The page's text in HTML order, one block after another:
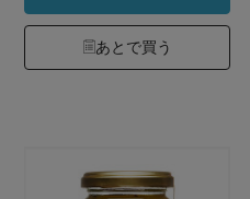
あとで買う